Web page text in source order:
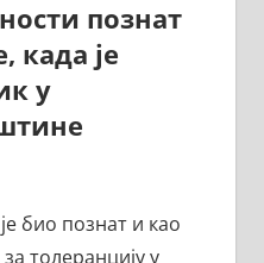
познат
када је
у
био познат и као
толеранцију у